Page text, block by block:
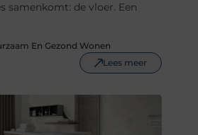
samenkomt: de vloer. Een
En Gezond Wonen
Lees meer